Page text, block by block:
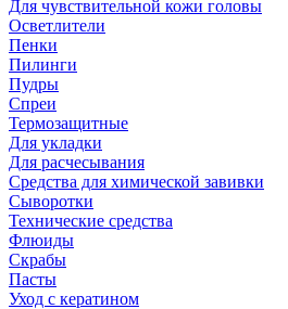
Для чувствительной кожи головы
Осветлители
Пенки
Пилинги
Пудры
Спреи
Термозащитные
Для укладки
Для расчесывания
Средства для химической завивки
Сыворотки
Технические средства
Флюиды
Скрабы
Пасты
Уход с кератином